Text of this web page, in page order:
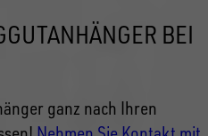
BEI
ganz nach Ihren